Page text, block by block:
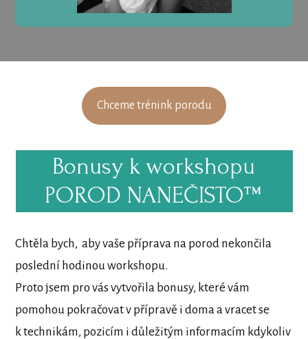
Chceme trénink porodu
Bonusy k workshopu
POROD NANEČISTO™
Chtěla bych, aby vaše příprava na porod nekončila
poslední hodinou workshopu.
Proto jsem pro vás vytvořila bonusy, které vám
pomohou pokračovat v přípravě i doma a vracet se
k technikám, pozicím i důležitým informacím kdykoliv